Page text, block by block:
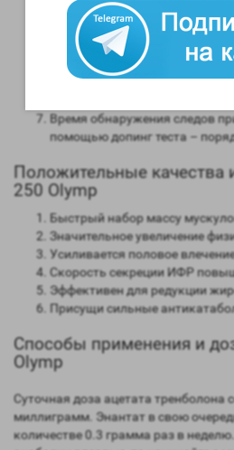
Способность
(ароматизация) – нет;
Степень нагрузки на печень –
Форма выпуска –
Длительность воздействия на
Время обнаружения следов
помощью допинг теста –
Положительные качества
250 Olymp
Быстрый набор массу
Значительное увеличение
Усиливается половое
Скорость секреции ИФР
Эффективен для редукции
Присущи сильные
Способы применения и
Olymp
Суточная доза ацетата тренболона
миллиграмм. Энантат в свою
количестве 0.3 грамма раз в